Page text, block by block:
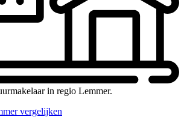
in regio Lemmer.
vergelijken